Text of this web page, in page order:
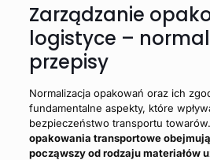
Zarządzanie
logistyce –
przepisy
Normalizacja opakowań oraz ich
fundamentalne aspekty, które
bezpieczeństwo transportu towarów.
opakowania transportowe
począwszy od rodzaju materiałów